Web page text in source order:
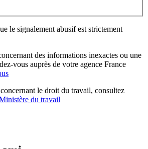
le signalement abusif est strictement
des informations inexactes ou une
vous auprès de votre agence France
le droit du travail, consultez
du travail